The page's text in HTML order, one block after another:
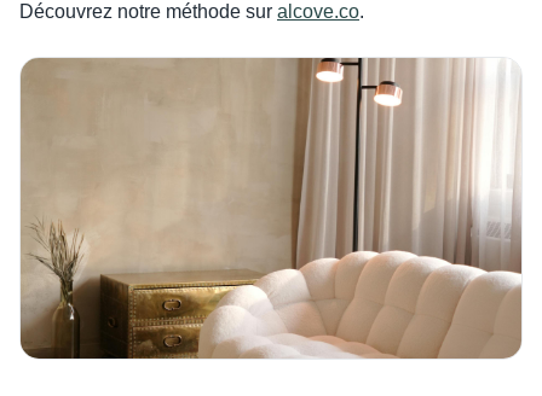
Découvrez notre méthode sur alcove.co.